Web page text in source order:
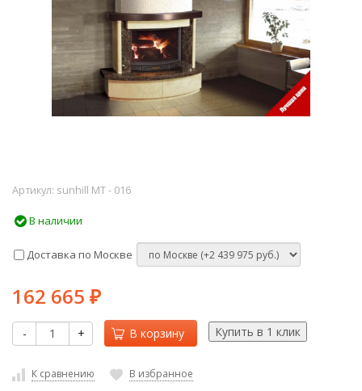
Артикул: sunhill МТ - 016
В наличии
Доставка по Москве
162 665 ₽
- + В корзину
К сравнению В избранное